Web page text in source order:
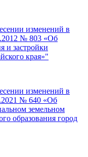
изменений в
№ 803 «Об
и застройки
края»"
изменений в
№ 640 «Об
земельном
образования город